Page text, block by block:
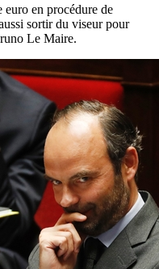
euro en procédure de
sortir du viseur pour
Le Maire.